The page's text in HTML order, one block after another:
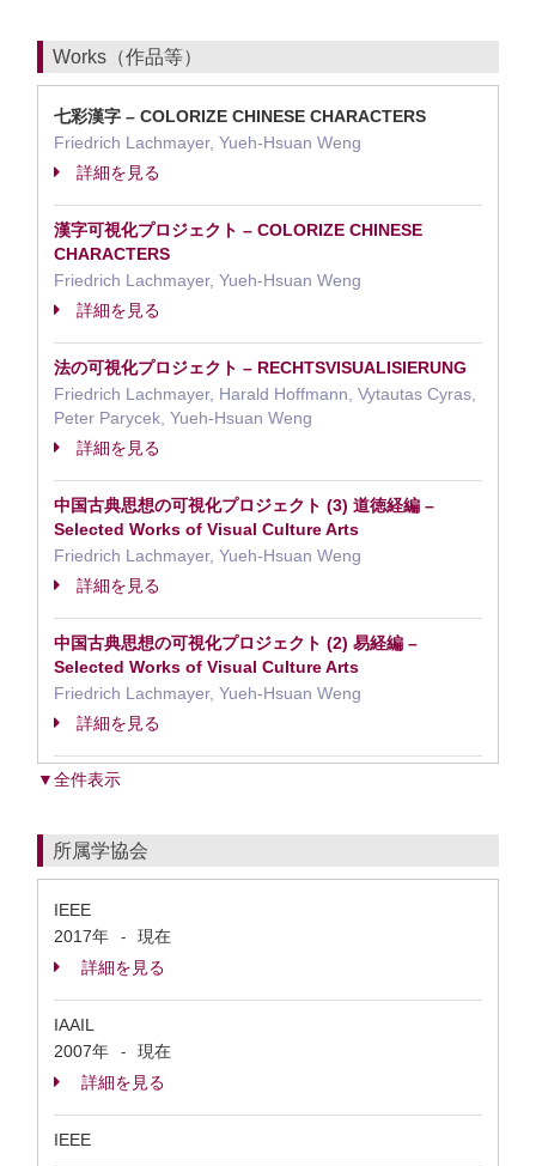
Works（作品等）
七彩漢字 – COLORIZE CHINESE CHARACTERS
Friedrich Lachmayer, Yueh-Hsuan Weng
詳細を見る
漢字可視化プロジェクト – COLORIZE CHINESE
CHARACTERS
Friedrich Lachmayer, Yueh-Hsuan Weng
詳細を見る
法の可視化プロジェクト – RECHTSVISUALISIERUNG
Friedrich Lachmayer, Harald Hoffmann, Vytautas Cyras,
Peter Parycek, Yueh-Hsuan Weng
詳細を見る
中国古典思想の可視化プロジェクト (3) 道徳経編 –
Selected Works of Visual Culture Arts
Friedrich Lachmayer, Yueh-Hsuan Weng
詳細を見る
中国古典思想の可視化プロジェクト (2) 易経編 –
Selected Works of Visual Culture Arts
Friedrich Lachmayer, Yueh-Hsuan Weng
詳細を見る
▼全件表示
所属学協会
IEEE
2017年
-
現在
詳細を見る
IAAIL
2007年
-
現在
詳細を見る
IEEE